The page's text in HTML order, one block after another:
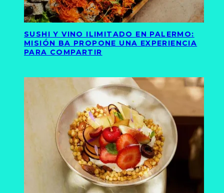
SUSHI Y VINO ILIMITADO EN PALERMO:
MISIÓN BA PROPONE UNA EXPERIENCIA
PARA COMPARTIR